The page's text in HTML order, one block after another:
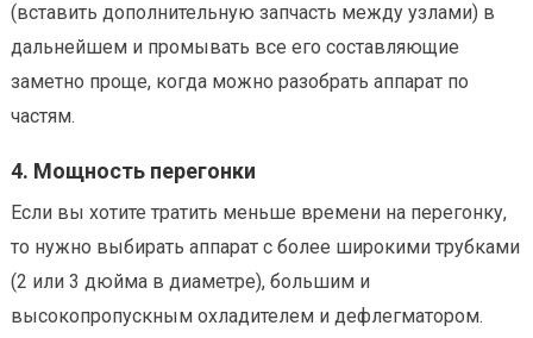
(вставить дополнительную запчасть между узлами) в
дальнейшем и промывать все его составляющие
заметно проще, когда можно разобрать аппарат по
частям.
4. Мощность перегонки
Если вы хотите тратить меньше времени на перегонку,
то нужно выбирать аппарат с более широкими трубками
(2 или 3 дюйма в диаметре), большим и
высокопропускным охладителем и дефлегматором.